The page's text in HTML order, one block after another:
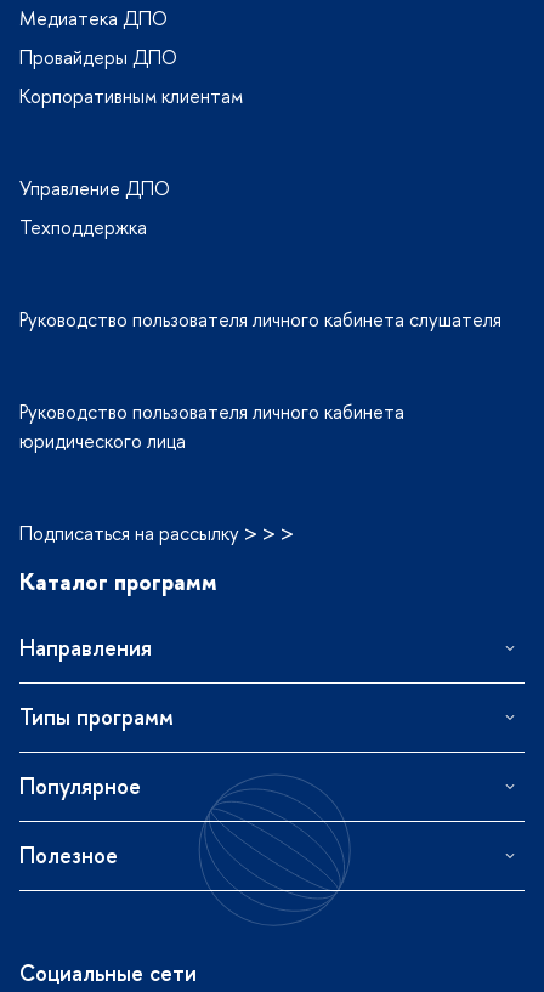
Медиатека ДПО
Провайдеры ДПО
Корпоративным клиентам
Управление ДПО
Техподдержка
Руководство пользователя личного кабинета слушателя
Руководство пользователя личного кабинета
юридического лица
Подписаться на рассылку > > >
Каталог программ
Направления
Типы программ
Популярное
Полезное
Социальные сети